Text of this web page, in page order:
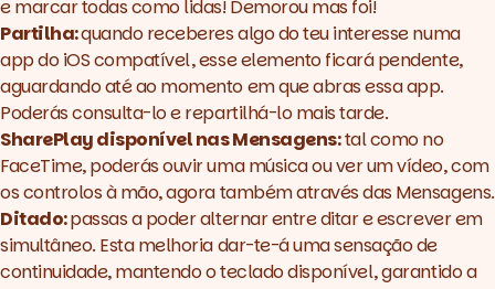
e marcar todas como lidas! Demorou mas foi!
Partilha:quando receberes algo do teu interesse numa
app do iOS compatível, esse elemento ficará pendente,
aguardando até ao momento em que abras essa app.
Poderás consulta-lo e repartilhá-lo mais tarde.
SharePlay disponível nas Mensagens:tal como no
FaceTime, poderás ouvir uma música ou ver um vídeo, com
os controlos à mão, agora também através das Mensagens.
Ditado:passas a poder alternar entre ditar e escrever em
simultâneo. Esta melhoria dar-te-á uma sensação de
continuidade, mantendo o teclado disponível, garantido a